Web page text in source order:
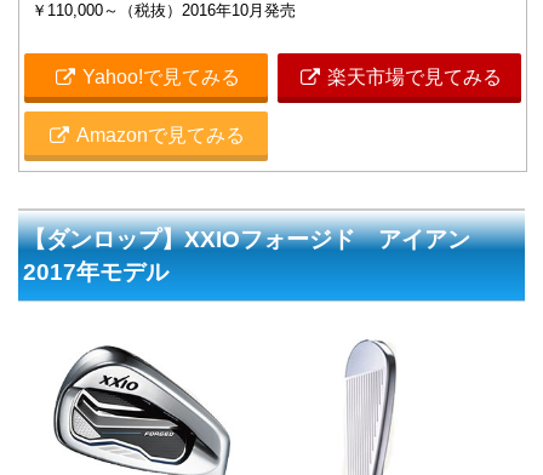
￥110,000～（税抜）2016年10月発売
Yahoo!で見てみる 楽天市場で見てみる
Amazonで見てみる
【ダンロップ】XXIOフォージド アイアン
2017年モデル